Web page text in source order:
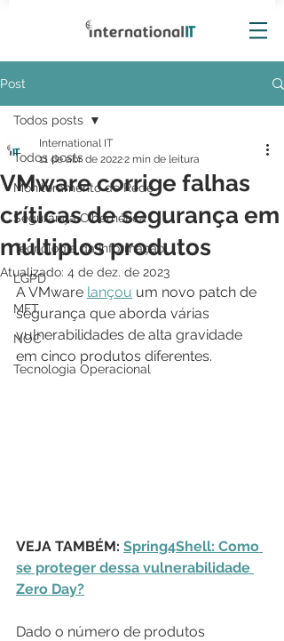
Post
Todos posts
Monitoramento de Rede
Segurança Cibernética
Tecnologia da Informação
LGPD
MFT
NOC
Tecnologia Operacional
Todos posts
VMware corrige falhas
críticas de segurança em
múltiplos produtos
International IT
11 de abr. de 20222 min de leitura
Atualizado: 4 de dez. de 2023
A VMware lançou um novo patch de
segurança que aborda várias
vulnerabilidades de alta gravidade
em cinco produtos diferentes.
VEJA TAMBÉM: Spring4Shell: Como
se proteger dessa vulnerabilidade
Zero Day?
Dado o número de produtos